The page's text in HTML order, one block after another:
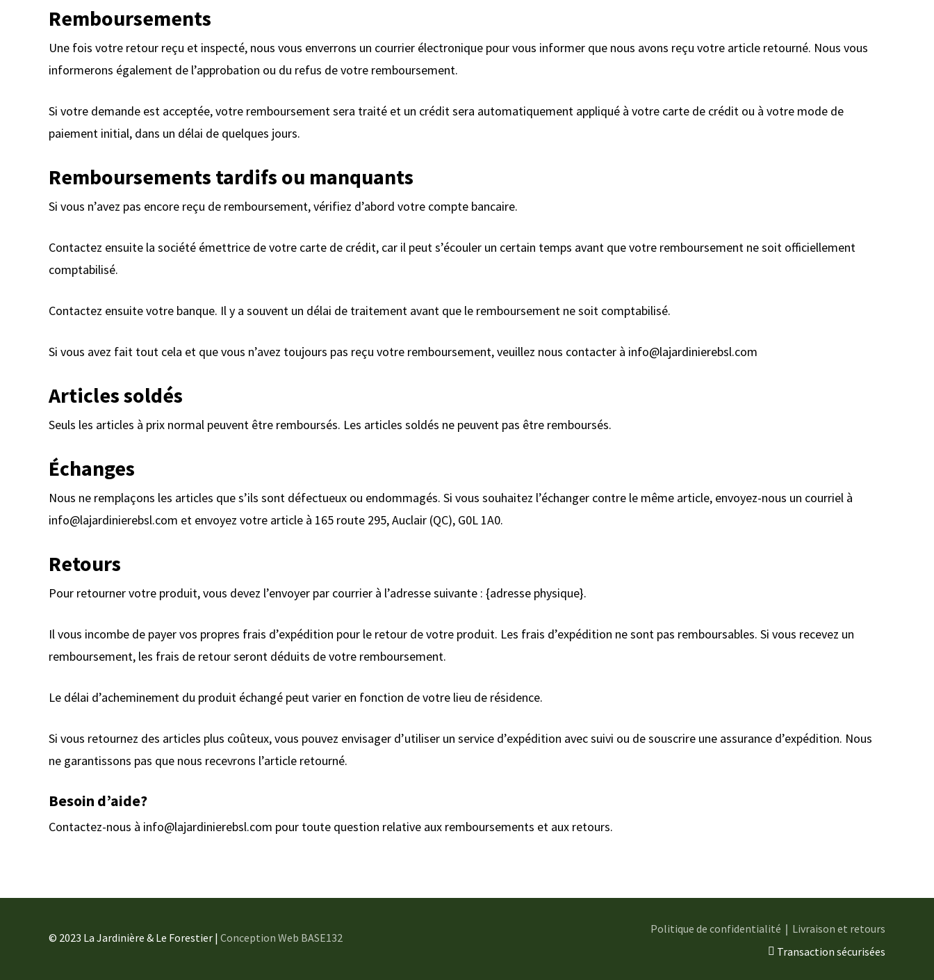
Remboursements
Une fois votre retour reçu et inspecté, nous vous enverrons un courrier électronique pour vous informer que nous avons reçu votre article retourné. Nous vous
informerons également de l’approbation ou du refus de votre remboursement.
Si votre demande est acceptée, votre remboursement sera traité et un crédit sera automatiquement appliqué à votre carte de crédit ou à votre mode de
paiement initial, dans un délai de quelques jours.
Remboursements tardifs ou manquants
Si vous n’avez pas encore reçu de remboursement, vérifiez d’abord votre compte bancaire.
Contactez ensuite la société émettrice de votre carte de crédit, car il peut s’écouler un certain temps avant que votre remboursement ne soit officiellement
comptabilisé.
Contactez ensuite votre banque. Il y a souvent un délai de traitement avant que le remboursement ne soit comptabilisé.
Si vous avez fait tout cela et que vous n’avez toujours pas reçu votre remboursement, veuillez nous contacter à info@lajardinierebsl.com
Articles soldés
Seuls les articles à prix normal peuvent être remboursés. Les articles soldés ne peuvent pas être remboursés.
Échanges
Nous ne remplaçons les articles que s’ils sont défectueux ou endommagés. Si vous souhaitez l’échanger contre le même article, envoyez-nous un courriel à
info@lajardinierebsl.com et envoyez votre article à 165 route 295, Auclair (QC), G0L 1A0.
Retours
Pour retourner votre produit, vous devez l’envoyer par courrier à l’adresse suivante : {adresse physique}.
Il vous incombe de payer vos propres frais d’expédition pour le retour de votre produit. Les frais d’expédition ne sont pas remboursables. Si vous recevez un
remboursement, les frais de retour seront déduits de votre remboursement.
Le délai d’acheminement du produit échangé peut varier en fonction de votre lieu de résidence.
Si vous retournez des articles plus coûteux, vous pouvez envisager d’utiliser un service d’expédition avec suivi ou de souscrire une assurance d’expédition. Nous
ne garantissons pas que nous recevrons l’article retourné.
Besoin d’aide?
Contactez-nous à info@lajardinierebsl.com pour toute question relative aux remboursements et aux retours.
© 2023 La Jardinière & Le Forestier | Conception Web BASE132
Politique de confidentialité ｜ Livraison et retours
Transaction sécurisées